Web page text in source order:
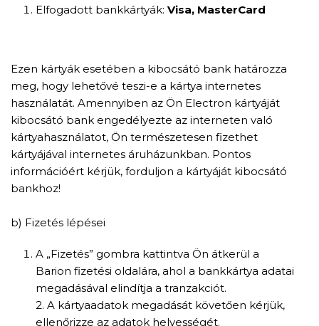
Elfogadott bankkártyák:Visa, MasterCard
Ezen kártyák esetében a kibocsátó bank határozza
meg, hogy lehetővé teszi-e a kártya internetes
használatát. Amennyiben az Ön Electron kártyáját
kibocsátó bank engedélyezte az interneten való
kártyahasználatot, Ön természetesen fizethet
kártyájával internetes áruházunkban. Pontos
információért kérjük, forduljon a kártyáját kibocsátó
bankhoz!
b) Fizetés lépései
A „Fizetés” gombra kattintva Ön átkerül a
Barion fizetési oldalára, ahol a bankkártya adatai
megadásával elindítja a tranzakciót.
2. A kártyaadatok megadását követően kérjük,
ellenőrizze az adatok helyességét.